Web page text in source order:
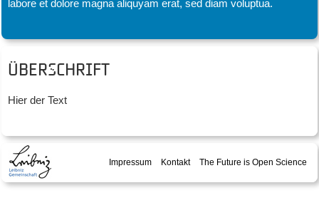
labore et dolore magna aliquyam erat, sed diam voluptua.
Überschrift
Hier der Text
Impressum Kontakt The Future is Open Science